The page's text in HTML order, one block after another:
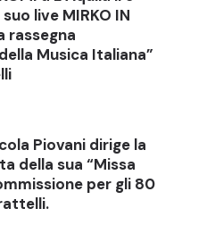
live MIRKO IN
rassegna
Musica Italiana”
Piovani dirige la
della sua “Missa
per gli 80